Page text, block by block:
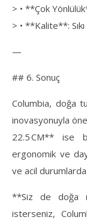
> • **Çok
> • **Kalite**:
—
## 6. Sonuç
Columbia, doğa
inovasyonuyla
22.5 CM** ise
ergonomik ve
ve acil durumlarda
**Siz de doğa
isterseniz,